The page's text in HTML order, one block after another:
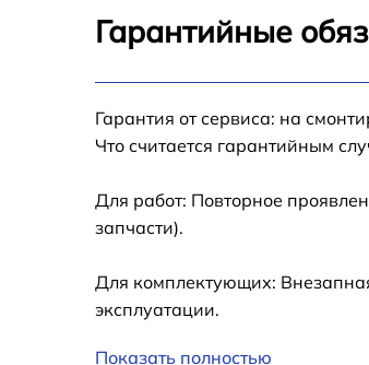
Замена корпуса iPad Air
Замена разъема зарядки
Гарантийные
Гарантия от сервиса: на
Что считается гарантийным
Для работ: Повторное
запчасти).
Для комплектующих:
эксплуатации.
Показать полностью